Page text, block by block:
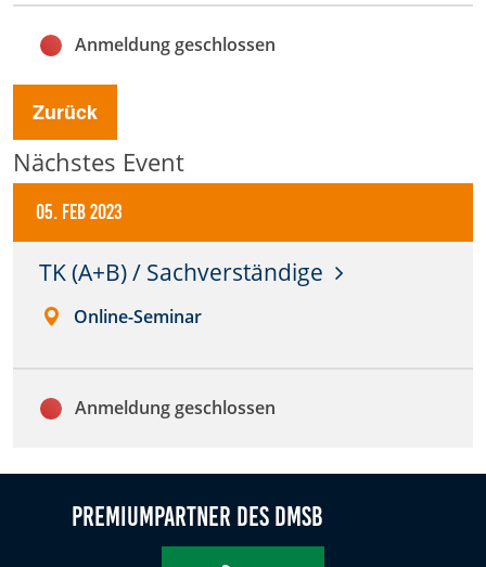
Anmeldung geschlossen
Zurück
Nächstes Event
05. Feb 2023
TK (A+B) / Sachverständige
Online-Seminar
Anmeldung geschlossen
Premiumpartner des DMSB
Name:
Anbieter:
DMSB
Dieser Cookie speichert Informationen zu
verwendeten Hintergrundbildern der Website.
Cookie Laufzeit:
24 Stunden
Anbieter: